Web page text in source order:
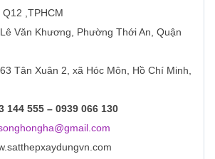
,TPHCM
Văn Khương, Phường Thới An, Quận
Tân Xuân 2, xã Hóc Môn, Hồ Chí Minh,
144 555 – 0939 066 130